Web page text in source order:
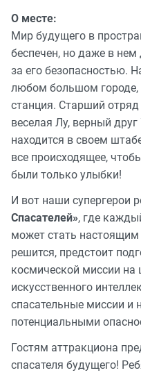
О месте:
Мир будущего в
беспечен, но даже в
за его безопасностью.
любом большом городе,
станция. Старший
веселая Лу, верный
находится в своем
все происходящее,
были только улыбки!
И вот наши супергерои
Спасателей», где
может стать настоящим
решится, предстоит
космической миссии на
искусственного
спасательные миссии и
потенциальными
Гостям аттракциона
спасателя будущего!